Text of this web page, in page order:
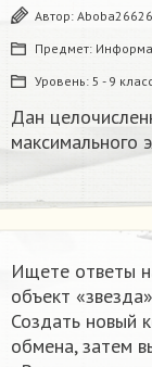
Автор:
Предмет:
Уровень: 5 - 9
Дан
максимального
Ищете ответы
объект
Создать новый
обмена, затем